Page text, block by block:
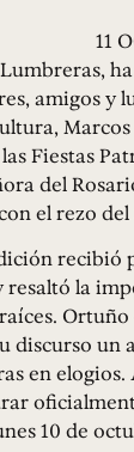
11
amigos y
Fiestas
del
el rezo del
recibió
resaltó la
discurso
en
10 de